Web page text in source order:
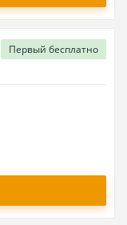
Первый бесплатно